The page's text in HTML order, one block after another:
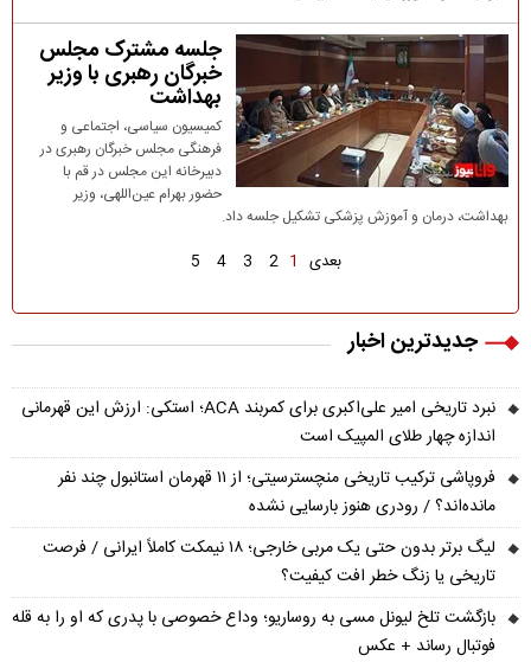
جلسه مشترک مجلس
خبرگان رهبری با وزیر
بهداشت
کمیسیون سیاسی، اجتماعی و
فرهنگی مجلس خبرگان رهبری در
دبیرخانه این مجلس در قم با
حضور بهرام عین‌اللهی، وزیر
بهداشت، درمان و آموزش پزشکی تشکیل جلسه داد.
بعدی 1
2
3
4
5
جدیدترین اخبار
نبرد تاریخی امیر علی‌اکبری برای کمربند ACA؛ استکی: ارزش این قهرمانی
اندازه چهار طلای المپیک است
فروپاشی ترکیب تاریخی منچسترسیتی؛ از ۱۱ قهرمان استانبول چند نفر
مانده‌اند؟ / رودری هنوز بارسایی نشده
لیگ برتر بدون حتی یک مربی خارجی؛ ۱۸ نیمکت کاملاً ایرانی / فرصت
تاریخی یا زنگ خطر افت کیفیت؟
بازگشت تلخ لیونل مسی به روساریو؛ وداع خصوصی با پدری که او را به قله
فوتبال رساند + عکس